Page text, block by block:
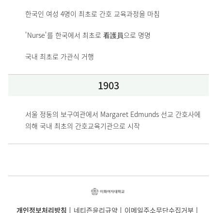
한국인 여성 4명이 최초로 간호 교육과정을 마침
'Nurse'를 한국에서 최초로 看護員으로 명명
국내 최초로 가관식 거행
1903
서울 정동의 보구여관에서 Margaret Edmunds 선교 간호사에
의해 국내 최초의 간호교육기관으로 시작
개인정보처리방침 네티즌윤리규약 이메일주소무단수집거부